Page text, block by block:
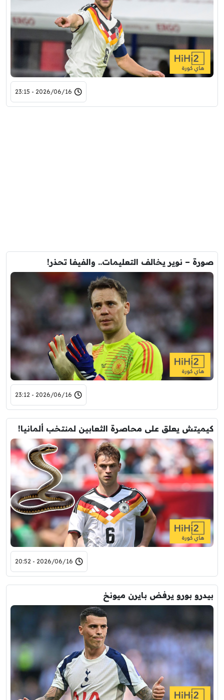
2026/06/16 - 23:15
صورة – نوير يخالف التعليمات.. والفيفا تحذر!
2026/06/16 - 23:12
كيميتش يعلق على محاصرة الثعابين لمنتخب ألمانيا!
2026/06/16 - 20:52
بيدرو بورو يرفض بايرن ميونخ